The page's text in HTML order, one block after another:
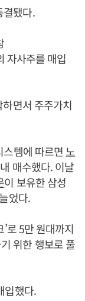
결됐다.
자사주를 매입
면서 주주가치
템에 따르면 노
매수했다. 이날
이 보유한 삼성
었다.
로 5만 원대까지
위한 행보로 풀
입했다.